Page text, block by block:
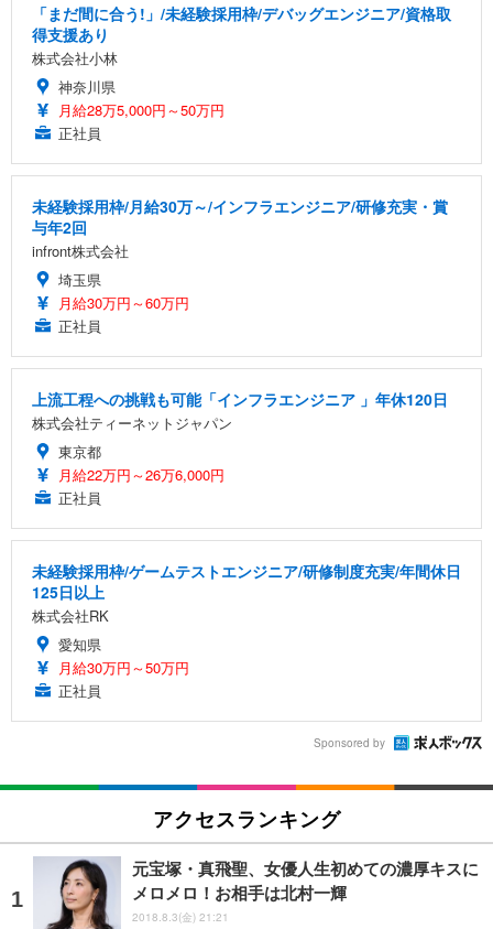
「まだ間に合う!」/未経験採用枠/デバッグエンジニア/資格取
得支援あり
株式会社小林
神奈川県
月給28万5,000円～50万円
正社員
未経験採用枠/月給30万～/インフラエンジニア/研修充実・賞
与年2回
infront株式会社
埼玉県
月給30万円～60万円
正社員
上流工程への挑戦も可能「インフラエンジニア 」年休120日
株式会社ティーネットジャパン
東京都
月給22万円～26万6,000円
正社員
未経験採用枠/ゲームテストエンジニア/研修制度充実/年間休日
125日以上
株式会社RK
愛知県
月給30万円～50万円
正社員
Sponsored by
アクセスランキング
元宝塚・真飛聖、女優人生初めての濃厚キスに
メロメロ！お相手は北村一輝
2018.8.3(金) 21:21